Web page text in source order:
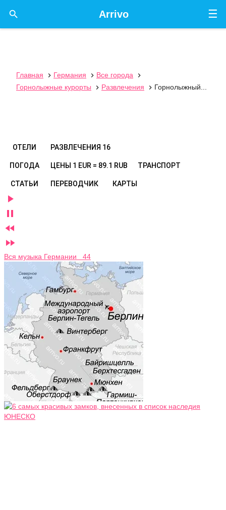
☰
Arrivo

Главная  Германия  Все города

Горнолыжные курорты
 Развлечения  Горнолыжный...
ОТЕЛИ РАЗВЛЕЧЕНИЯ 16
ПОГОДА ЦЕНЫ 1 EUR = 89.1 RUB ТРАНСПОРТ
СТАТЬИ ПЕРЕВОДЧИК КАРТЫ




Вся музыка Германии 44